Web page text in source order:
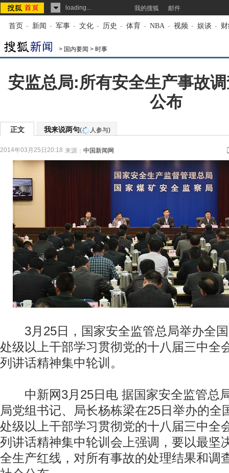
loading... 我的搜狐 邮件
首页 - 新闻 - 军事 - 文化 - 历史 - 体育 - NBA - 视频 - 娱谈 -
> 国内要闻 > 时事
安监总局:所有安全生产事故
公布
正文 我来说两句( 人参与)
2014年03月25日20:18 来源： 中国新闻网
3月25日，国家安全监管总局举办全国
处级以上干部学习贯彻党的十八届三中全
列讲话精神集中轮训。
中新网3月25日电 据国家安全监管总
局党组书记、局长杨栋梁在25日举办的全
处级以上干部学习贯彻党的十八届三中全
列讲话精神集中轮训会上强调，要以最坚
全生产红线，对所有事故的处理结果和调